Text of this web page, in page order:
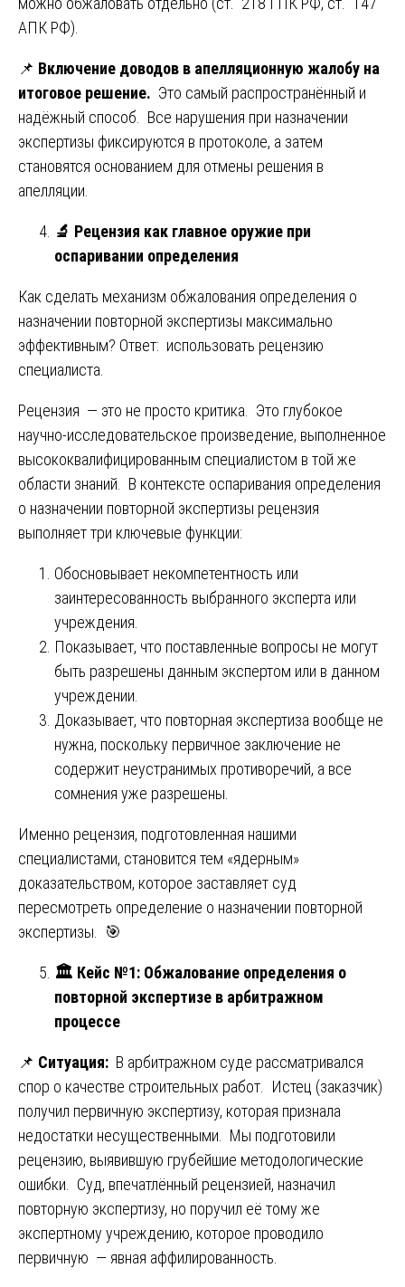
АПК РФ).
📌 Включение доводов в апелляционную жалобу на
итоговое решение. Это самый распространённый и
надёжный способ. Все нарушения при назначении
экспертизы фиксируются в протоколе, а затем
становятся основанием для отмены решения в
апелляции.
🔬 Рецензия как главное оружие при
оспаривании определения
Как сделать механизм обжалования определения о
назначении повторной экспертизы максимально
эффективным? Ответ: использовать рецензию
специалиста.
Рецензия — это не просто критика. Это глубокое
научно-исследовательское произведение, выполненное
высококвалифицированным специалистом в той же
области знаний. В контексте оспаривания определения
о назначении повторной экспертизы рецензия
выполняет три ключевые функции:
Обосновывает некомпетентность или
заинтересованность выбранного эксперта или
учреждения.
Показывает, что поставленные вопросы не могут
быть разрешены данным экспертом или в данном
учреждении.
Доказывает, что повторная экспертиза вообще не
нужна, поскольку первичное заключение не
содержит неустранимых противоречий, а все
сомнения уже разрешены.
Именно рецензия, подготовленная нашими
специалистами, становится тем «ядерным»
доказательством, которое заставляет суд
пересмотреть определение о назначении повторной
экспертизы. 🎯
🏛️ Кейс №1: Обжалование определения о
повторной экспертизе в арбитражном
процессе
📌 Ситуация: В арбитражном суде рассматривался
спор о качестве строительных работ. Истец (заказчик)
получил первичную экспертизу, которая признала
недостатки несущественными. Мы подготовили
рецензию, выявившую грубейшие методологические
ошибки. Суд, впечатлённый рецензией, назначил
повторную экспертизу, но поручил её тому же
экспертному учреждению, которое проводило
первичную — явная аффилированность.